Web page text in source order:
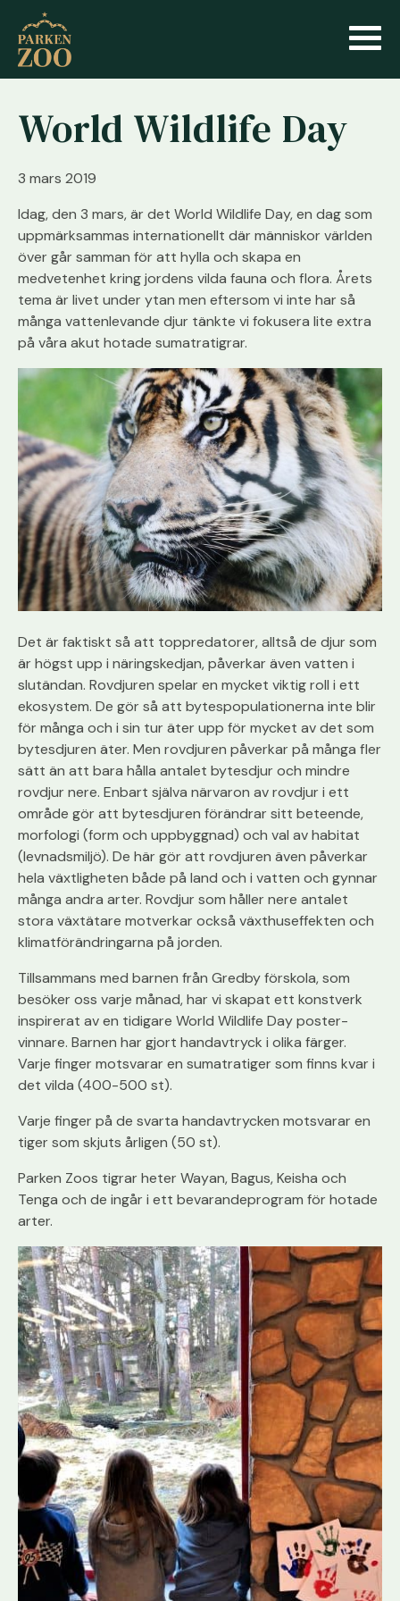
World Wildlife Day
3 mars 2019
Idag, den 3 mars, är det World Wildlife Day, en dag som
uppmärksammas internationellt där människor världen
över går samman för att hylla och skapa en
medvetenhet kring jordens vilda fauna och flora. Årets
tema är livet under ytan men eftersom vi inte har så
många vattenlevande djur tänkte vi fokusera lite extra
på våra akut hotade sumatratigrar.
Det är faktiskt så att toppredatorer, alltså de djur som
är högst upp i näringskedjan, påverkar även vatten i
slutändan. Rovdjuren spelar en mycket viktig roll i ett
ekosystem. De gör så att bytespopulationerna inte blir
för många och i sin tur äter upp för mycket av det som
bytesdjuren äter. Men rovdjuren påverkar på många fler
sätt än att bara hålla antalet bytesdjur och mindre
rovdjur nere. Enbart själva närvaron av rovdjur i ett
område gör att bytesdjuren förändrar sitt beteende,
morfologi (form och uppbyggnad) och val av habitat
(levnadsmiljö). De här gör att rovdjuren även påverkar
hela växtligheten både på land och i vatten och gynnar
många andra arter. Rovdjur som håller nere antalet
stora växtätare motverkar också växthuseffekten och
klimatförändringarna på jorden.
Tillsammans med barnen från Gredby förskola, som
besöker oss varje månad, har vi skapat ett konstverk
inspirerat av en tidigare World Wildlife Day poster-
vinnare. Barnen har gjort handavtryck i olika färger.
Varje finger motsvarar en sumatratiger som finns kvar i
det vilda (400-500 st).
Varje finger på de svarta handavtrycken motsvarar en
tiger som skjuts årligen (50 st).
Parken Zoos tigrar heter Wayan, Bagus, Keisha och
Tenga och de ingår i ett bevarandeprogram för hotade
arter.